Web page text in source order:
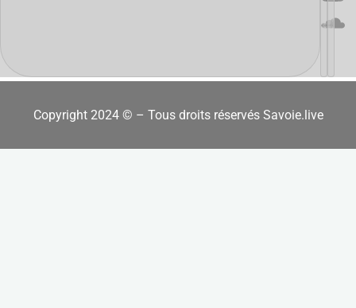
Copyright 2024 © – Tous droits réservés Savoie.live